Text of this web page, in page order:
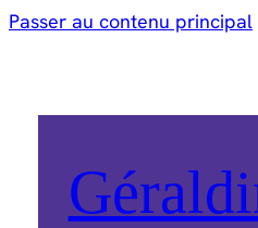
Passer au contenu principal